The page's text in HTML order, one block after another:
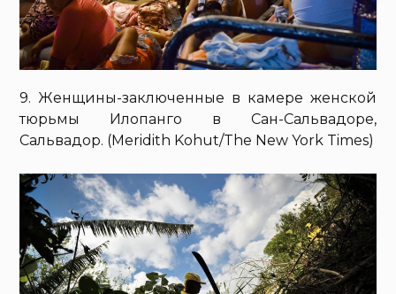
9. Женщины-заключенные в камере женской
тюрьмы Илопанго в Сан-Сальвадоре,
Сальвадор. (Meridith Kohut/The New York Times)